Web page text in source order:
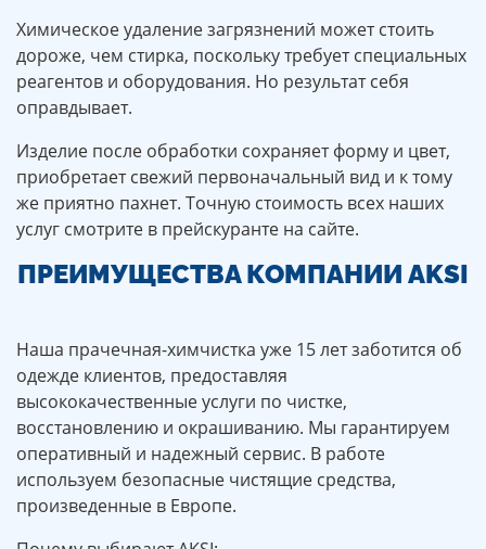
Химическое удаление загрязнений может стоить
дороже, чем стирка, поскольку требует специальных
реагентов и оборудования. Но результат себя
оправдывает.
Изделие после обработки сохраняет форму и цвет,
приобретает свежий первоначальный вид и к тому
же приятно пахнет. Точную стоимость всех наших
услуг смотрите в прейскуранте на сайте.
ПРЕИМУЩЕСТВА КОМПАНИИ AKSI
Наша прачечная-химчистка уже 15 лет заботится об
одежде клиентов, предоставляя
высококачественные услуги по чистке,
восстановлению и окрашиванию. Мы гарантируем
оперативный и надежный сервис. В работе
используем безопасные чистящие средства,
произведенные в Европе.